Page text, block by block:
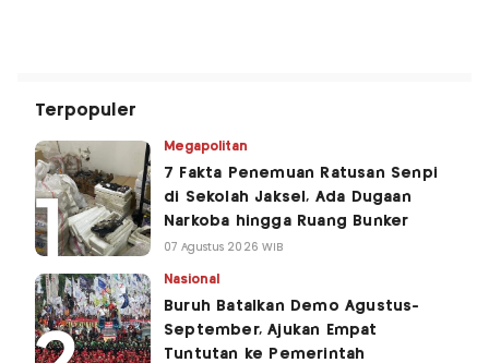
Terpopuler
Megapolitan
7 Fakta Penemuan Ratusan Senpi
di Sekolah Jaksel, Ada Dugaan
Narkoba hingga Ruang Bunker
07 Agustus 2026 WIB
Nasional
Buruh Batalkan Demo Agustus-
September, Ajukan Empat
Tuntutan ke Pemerintah